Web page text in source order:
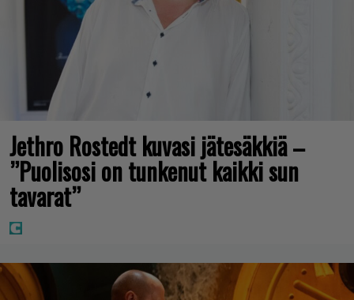
Jethro Rostedt kuvasi jätesäkkiä –
”Puolisosi on tunkenut kaikki sun
tavarat”